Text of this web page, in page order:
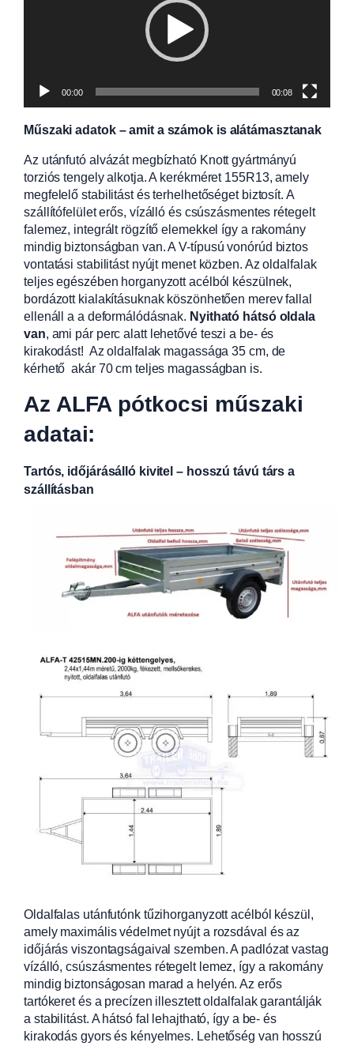
00:00 00:08
Műszaki adatok – amit a számok is alátámasztanak
Az utánfutó alvázát megbízható Knott gyártmányú
torziós tengely alkotja. A kerékméret 155R13, amely
megfelelő stabilitást és terhelhetőséget biztosít. A
szállítófelület erős, vízálló és csúszásmentes rétegelt
falemez, integrált rögzítő elemekkel így a rakomány
mindig biztonságban van. A V-típusú vonórúd biztos
vontatási stabilitást nyújt menet közben. Az oldalfalak
teljes egészében horganyzott acélból készülnek,
bordázott kialakításuknak köszönhetően merev fallal
ellenáll a a deformálódásnak. Nyitható hátsó oldala
van, ami pár perc alatt lehetővé teszi a be- és
kirakodást! Az oldalfalak magassága 35 cm, de
kérhető akár 70 cm teljes magasságban is.
Az ALFA pótkocsi műszaki
adatai:
Tartós, időjárásálló kivitel – hosszú távú társ a
szállításban
Oldalfalas utánfutónk tűzihorganyzott acélból készül,
amely maximális védelmet nyújt a rozsdával és az
időjárás viszontagságaival szemben. A padlózat vastag
vízálló, csúszásmentes rétegelt lemez, így a rakomány
mindig biztonságosan marad a helyén. Az erős
tartókeret és a precízen illesztett oldalfalak garantálják
a stabilitást. A hátsó fal lehajtható, így a be- és
kirakodás gyors és kényelmes. Lehetőség van hosszú